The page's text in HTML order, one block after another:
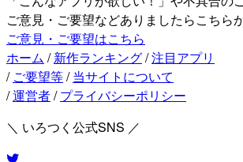
ご意見・ご要望などありましたらこちら
ご意見・ご要望はこちら
ホーム / 新作ランキング/注目アプリ
/ ご要望等/ 当サイトについて
/運営者/ プライバシーポリシー
＼ いろつく公式SNS ／